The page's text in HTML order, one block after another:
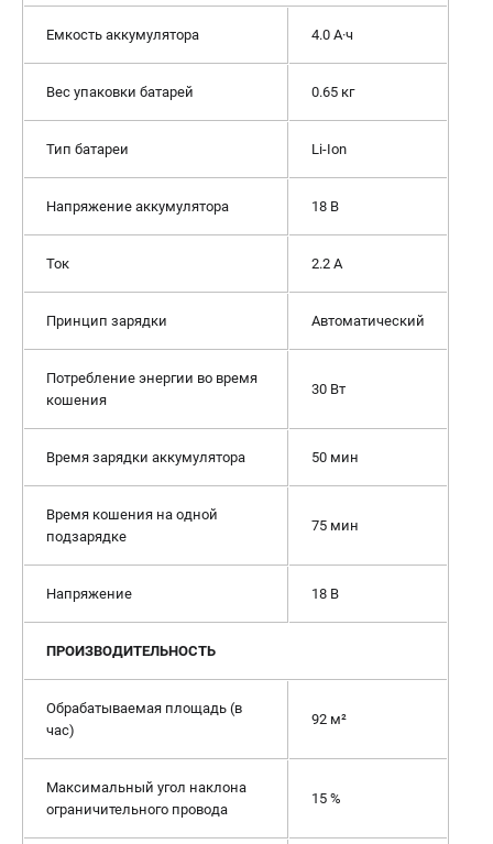
Емкость аккумулятора 4.0 А·ч
Вес упаковки батарей 0.65 кг
Тип батареи Li-Ion
Напряжение аккумулятора 18 В
Ток 2.2 A
Принцип зарядки Автоматический
Потребление энергии во время
кошения
30 Вт
Время зарядки аккумулятора 50 мин
Время кошения на одной
подзарядке
75 мин
Напряжение 18 В
ПРОИЗВОДИТЕЛЬНОСТЬ
Обрабатываемая площадь (в
час)
92 м²
Максимальный угол наклона
ограничительного провода
15 %